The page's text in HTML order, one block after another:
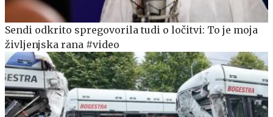
Sendi odkrito spregovorila tudi o ločitvi: To je moja
življenjska rana #video